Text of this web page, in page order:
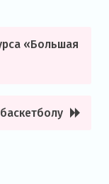
«Большая